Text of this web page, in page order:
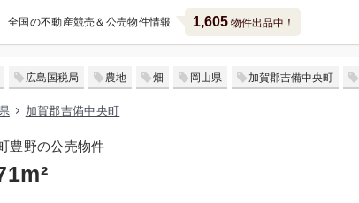
全国の不動産競売＆公売物件情報 1,605物件出品中！
広島国税局 農地 畑 岡山県 加賀郡吉備中央町
加賀郡吉備中央町
豊野の公売物件